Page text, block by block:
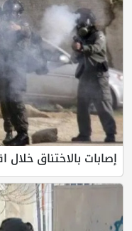
إصابات بالاختناق خلال